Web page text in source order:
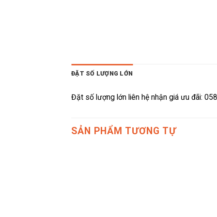
ĐẶT SỐ LƯỢNG LỚN
Đặt số lượng lớn liên hệ nhận giá ưu đãi:
SẢN PHẨM TƯƠNG TỰ